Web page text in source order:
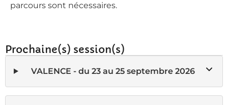
parcours sont nécessaires.
Prochaine(s) session(s)
VALENCE - du 23 au 25 septembre 2026